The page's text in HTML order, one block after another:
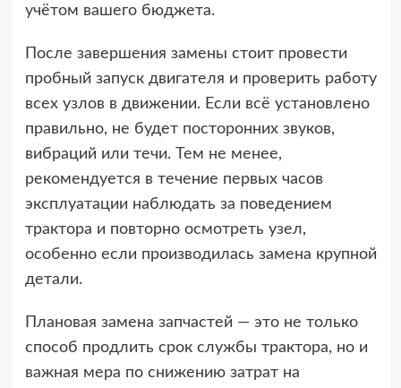
учётом вашего бюджета.
После завершения замены стоит провести
пробный запуск двигателя и проверить работу
всех узлов в движении. Если всё установлено
правильно, не будет посторонних звуков,
вибраций или течи. Тем не менее,
рекомендуется в течение первых часов
эксплуатации наблюдать за поведением
трактора и повторно осмотреть узел,
особенно если производилась замена крупной
детали.
Плановая замена запчастей — это не только
способ продлить срок службы трактора, но и
важная мера по снижению затрат на